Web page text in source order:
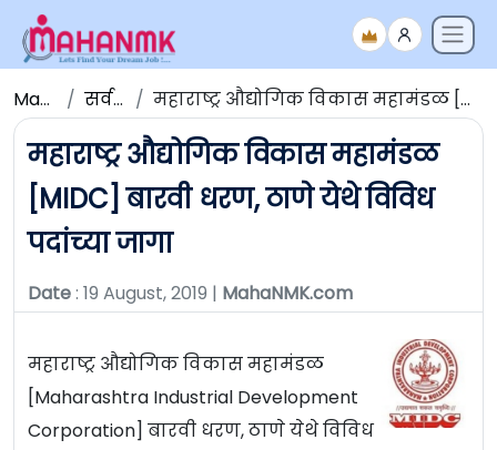
Maha NMK सर्व जाहिराती महाराष्ट्र औद्योगिक विकास महामंडळ [MIDC] बारवी धरण, ठाणे येथे विविध पदांच्या जागा
महाराष्ट्र औद्योगिक विकास महामंडळ
[MIDC] बारवी धरण, ठाणे येथे विविध
पदांच्या जागा
Date: 19 August, 2019 | MahaNMK.com
महाराष्ट्र औद्योगिक विकास महामंडळ
[Maharashtra Industrial Development
Corporation] बारवी धरण, ठाणे येथे विविध